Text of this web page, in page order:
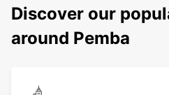
Discover our
around Pemba